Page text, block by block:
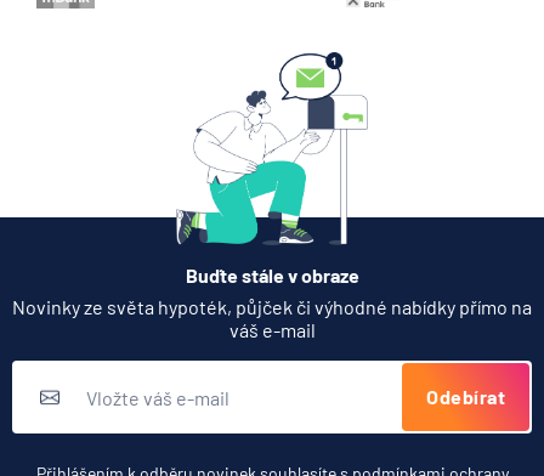
Zobrazit všechny články
Buďte stále v obraze
Novinky ze světa hypoték, půjček či výhodné nabídky přímo na
váš e-mail
Odebírat